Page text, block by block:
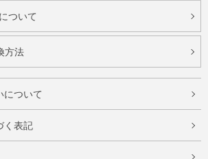
ついて
方法
について
く表記